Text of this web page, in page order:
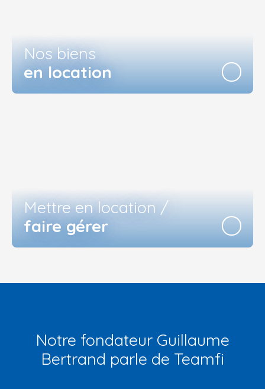
Nos biens
en location
Mettre en location /
faire gérer
Notre fondateur Guillaume
Bertrand parle de Teamfi